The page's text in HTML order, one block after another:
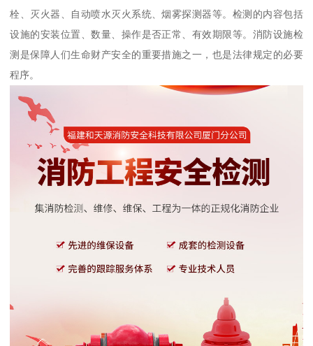
栓、灭火器、自动喷水灭火系统、烟雾探测器等。检测的内容包括
设施的安装位置、数量、操作是否正常、有效期限等。消防设施检
测是保障人们生命财产安全的重要措施之一，也是法律规定的必要
程序。